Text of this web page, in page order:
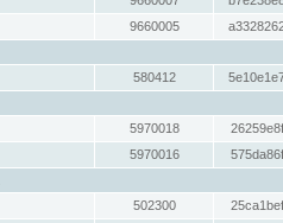
9660005
580412
5970018
5970016
502300